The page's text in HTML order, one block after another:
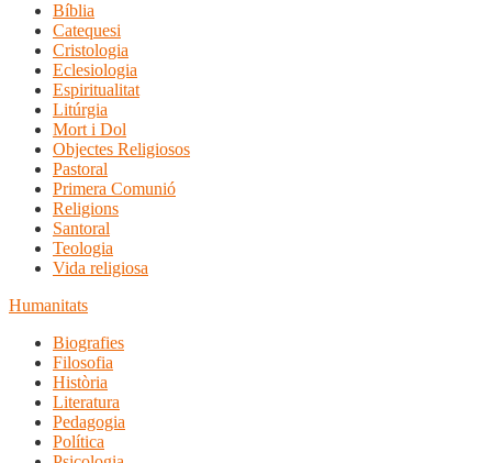
Bíblia
Catequesi
Cristologia
Eclesiologia
Espiritualitat
Litúrgia
Mort i Dol
Objectes Religiosos
Pastoral
Primera Comunió
Religions
Santoral
Teologia
Vida religiosa
Humanitats
Biografies
Filosofia
Història
Literatura
Pedagogia
Política